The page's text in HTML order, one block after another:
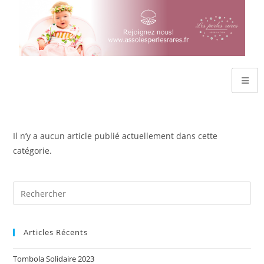
Il n’y a aucun article publié actuellement dans cette
catégorie.
Articles Récents
Tombola Solidaire 2023